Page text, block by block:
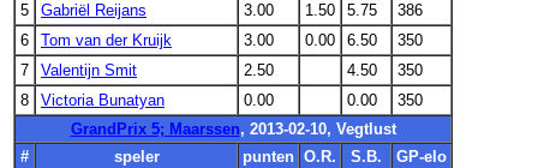
5
Gabriël Reijans 3.00 1.50 5.75
386
6
Tom van der Kruijk 3.00 0.00 6.50
350
7
Valentijn Smit 2.50 4.50
350
8
Victoria Bunatyan 0.00 0.00
350
GrandPrix 5; Maarssen, 2013-02-10, Vegtlust
#
speler punten O.R. S.B.
GP-elo